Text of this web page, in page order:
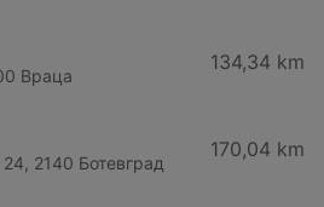
Враца
134,34 km
2140 Ботевград
170,04 km